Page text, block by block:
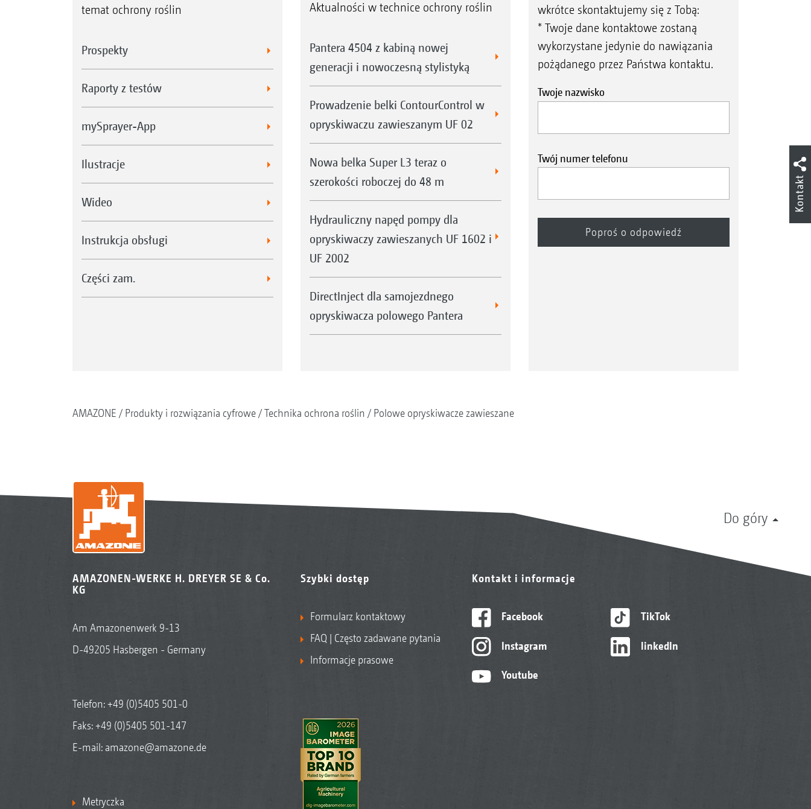
temat ochrony roślin
Prospekty
Raporty z testów
mySprayer-App
Ilustracje
Wideo
Instrukcja obsługi
Części zam.
Aktualności w technice ochrony roślin
Pantera 4504 z kabiną nowej
generacji i nowoczesną stylistyką
Prowadzenie belki ContourControl w
opryskiwaczu zawieszanym UF 02
Nowa belka Super L3 teraz o
szerokości roboczej do 48 m
Hydrauliczny napęd pompy dla
opryskiwaczy zawieszanych UF 1602 i
UF 2002
DirectInject dla samojezdnego
opryskiwacza polowego Pantera
wkrótce skontaktujemy się z Tobą:
* Twoje dane kontaktowe zostaną
wykorzystane jedynie do nawiązania
pożądanego przez Państwa kontaktu.
Twoje nazwisko
Twój numer telefonu
AMAZONE Produkty i rozwiązania cyfrowe Technika ochrona roślin Polowe opryskiwacze zawieszane
Do góry
AMAZONEN-WERKE H. DREYER SE & Co.
KG
Am Amazonenwerk 9-13
D-49205 Hasbergen - Germany
Telefon:+49 (0)5405 501-0
Faks: +49 (0)5405 501-147
E-mail: amazone@amazone.de
Metryczka
Szybki dostęp
Formularz kontaktowy
FAQ | Często zadawane pytania
Informacje prasowe
Kontakt i informacje
Facebook
Instagram
Youtube
TikTok
linkedIn
Kontakt